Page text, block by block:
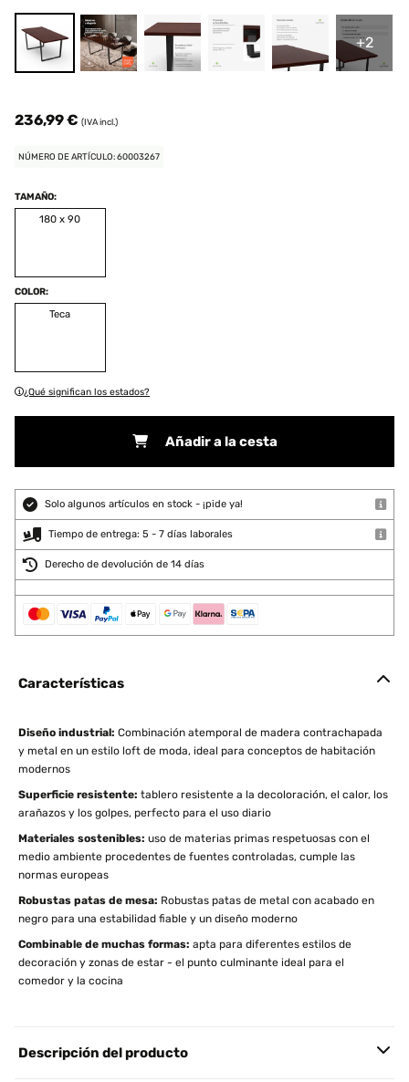
+2
236,99 € (IVA incl.)
NÚMERO DE ARTÍCULO: 60003267
TAMAÑO:
180 x 90
COLOR:
Teca
¿Qué significan los estados?
Añadir a la cesta
Solo algunos artículos en stock - ¡pide ya!
Tiempo de entrega: 5 - 7 días laborales
Derecho de devolución de 14 días
Características
Diseño industrial: Combinación atemporal de madera contrachapada
y metal en un estilo loft de moda, ideal para conceptos de habitación
modernos
Superficie resistente: tablero resistente a la decoloración, el calor, los
arañazos y los golpes, perfecto para el uso diario
Materiales sostenibles: uso de materias primas respetuosas con el
medio ambiente procedentes de fuentes controladas, cumple las
normas europeas
Robustas patas de mesa: Robustas patas de metal con acabado en
negro para una estabilidad fiable y un diseño moderno
Combinable de muchas formas: apta para diferentes estilos de
decoración y zonas de estar - el punto culminante ideal para el
comedor y la cocina
Descripción del producto